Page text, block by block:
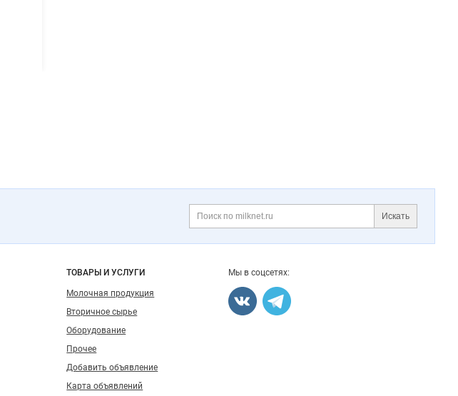
Искать
ТОВАРЫ И УСЛУГИ
Молочная продукция
Вторичное сырье
Оборудование
Прочее
Добавить объявление
Карта объявлений
Мы в соцсетях: